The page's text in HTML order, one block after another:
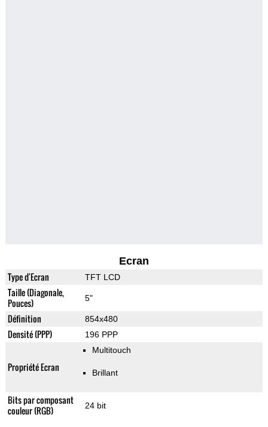
Ecran
Type d'Ecran TFT LCD
Taille (Diagonale,
Pouces)
5"
Définition 854x480
Densité (PPP) 196 PPP
Propriété Ecran
Multitouch
Brillant
Bits par composant
couleur (RGB)
24 bit